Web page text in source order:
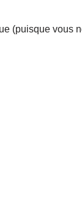
(puisque vous